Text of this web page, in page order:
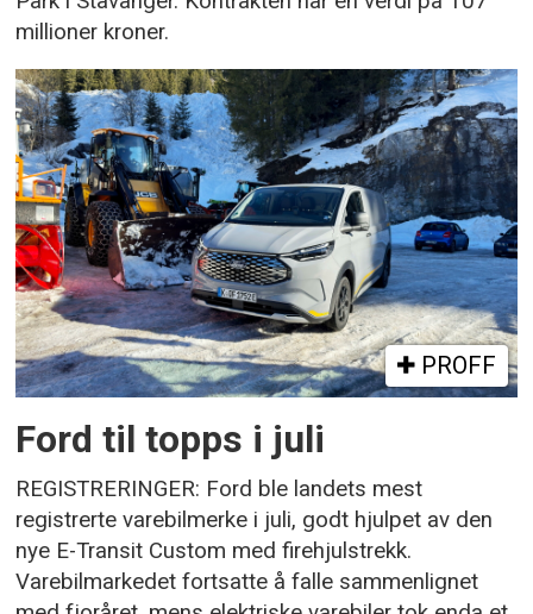
millioner kroner.
PROFF
Ford til topps i juli
REGISTRERINGER: Ford ble landets mest
registrerte varebilmerke i juli, godt hjulpet av den
nye E-Transit Custom med firehjulstrekk.
Varebilmarkedet fortsatte å falle sammenlignet